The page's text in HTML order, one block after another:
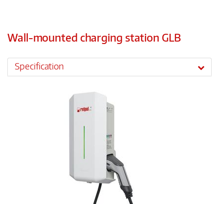
Wall-mounted charging station GLB
Specification